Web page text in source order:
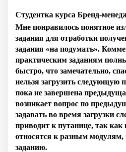
Студентка курса Бренд-
Мне понравилось понятное
задания для отработки
задания «на подумать».
практическим заданиям
быстро, что замечательно,
нельзя загрузить следующую
пока не завершена
возникает вопрос по
задавать во время загрузки
приводит к путанице, так
относятся к разным
заданию.